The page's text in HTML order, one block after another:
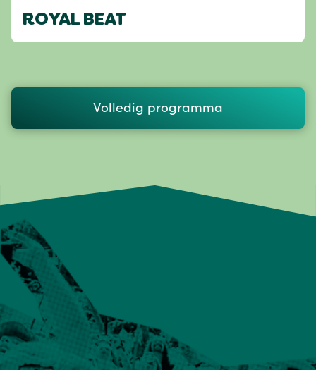
ROYAL BEAT
Volledig programma